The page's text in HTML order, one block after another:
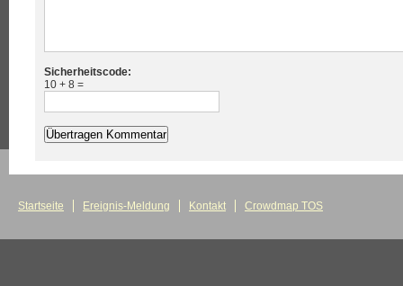
Sicherheitscode:
10 + 8 =
Startseite Ereignis-Meldung Kontakt Crowdmap TOS